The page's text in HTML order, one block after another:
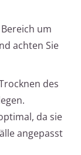
um
achten Sie
des
da sie
angepasst